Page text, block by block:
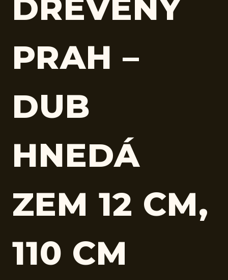
DREVENÝ
PRAH –
DUB
HNEDÁ
ZEM 12 CM,
110 CM